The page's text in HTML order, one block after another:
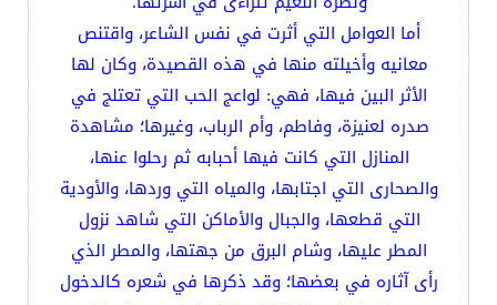
أما العوامل التي أثرت في نفس الشاعر، واقتنص
معانيه وأخيلته منها في هذه القصيدة، وكان لها
الأثر البين فيها، فهي: لواعج الحب التي تعتلج في
صدره لعنيزة، وفاطم، وأم الرباب، وغيرها؛ مشاهدة
المنازل التي كانت فيها أحبابه ثم رحلوا عنها،
والصحارى التي اجتابها، والمياه التي وردها، والأودية
التي قطعها، والجبال والأماكن التي شاهد نزول
المطر عليها، وشام البرق من جهتها، والمطر الذي
رأى آثاره في بعضها؛ وقد ذكرها في شعره كالدخول